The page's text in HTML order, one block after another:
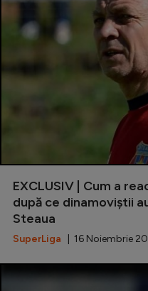
EXCLUSIV | Cum a
după ce dinamoviștii
Steaua
SuperLiga | 16 Noiembrie